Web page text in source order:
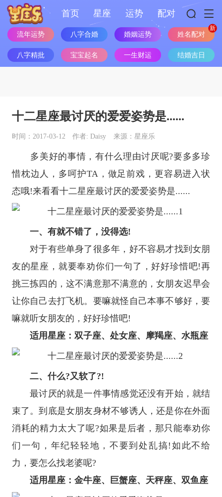
首页 星座 运势 配对
流年运势 八字合婚 婚姻运势 姓名配对
八字精批 宝宝起名 一生财运 结婚吉日
十二星座最讨厌的爱爱姿势是......
时间：2017-03-12 作者: Daisy 来源：星座乐
多美好的事情，有什么理由讨厌呢?要多多珍
惜枕边人，多呵护TA，做足前戏，更容易进入状
态哦!来看看十二星座最讨厌的爱爱姿势是......
一、有就不错了，没得选!
对于有些单身了很多年，好不容易才找到女朋
友的星座 ，就要奉劝你们一句了，好好珍惜吧!再
挑三拣四的，这不满意那不满意的，女朋友迟早会
让你自己去打飞机。要嘛就怪自己本事不够好，要
嘛就听女朋友的，好好珍惜吧!
适用星座： 双子座、 处女座、 摩羯座、 水瓶座
二、什么?又软了?!
最讨厌的就是一件事情感觉还没有开始，就结
束了。到底是女朋友身材不够诱人，还是你在外面
消耗的精力太大了呢?如果是后者，那只能奉劝你
们一句，年纪轻轻地，不要到处乱搞!如此不给
力，要怎么找老婆呢?
适用星座： 金牛座、 巨蟹座、 天秤座、 双鱼座